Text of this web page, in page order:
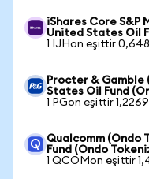
iShares Core S&P
United States Oil
1 IJHon eşittir
Procter & Gamble
States Oil Fund
1 PGon eşittir
Qualcomm (Ondo
Fund (Ondo
1 QCOMon eşittir